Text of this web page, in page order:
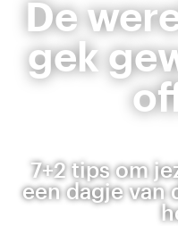
De
gek
7+2 tips om
een dagje van